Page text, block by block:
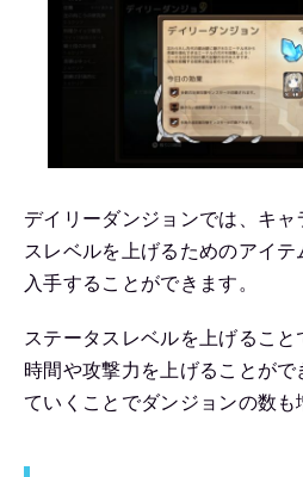
デイリーダンジョンでは、キ
スレベルを上げるためのアイ
入手することができます。
ステータスレベルを上げるこ
時間や攻撃力を上げることが
ていくことでダンジョンの数も